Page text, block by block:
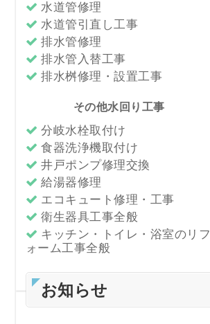
水道管修理
水道管引直し工事
排水管修理
排水管入替工事
排水桝修理・設置工事
その他水回り工事
分岐水栓取付け
食器洗浄機取付け
井戸ポンプ修理交換
給湯器修理
エコキュート修理・工事
衛生器具工事全般
キッチン・トイレ・浴室のリフ
ォーム工事全般
お知らせ